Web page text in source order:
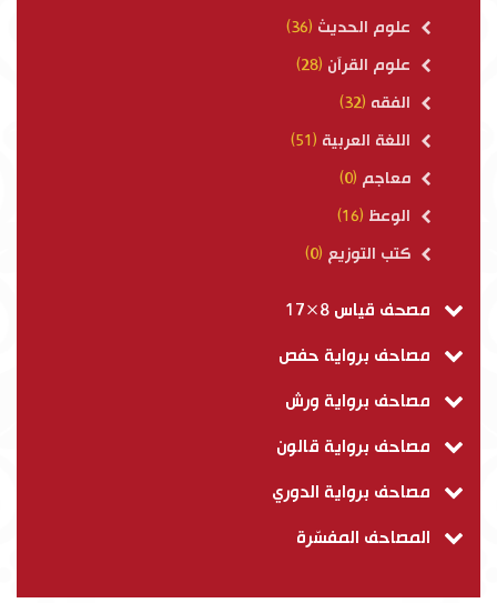
علوم الحديث (36)
علوم القرآن (28)
الفقه (32)
اللغة العربية (51)
معاجم (0)
الوعظ (16)
كتب التوزيع (0)
مصحف قياس 8×17
مصاحف برواية حفص
مصاحف برواية ورش
مصاحف برواية قالون
مصاحف برواية الدوري
المصاحف المفسّرة